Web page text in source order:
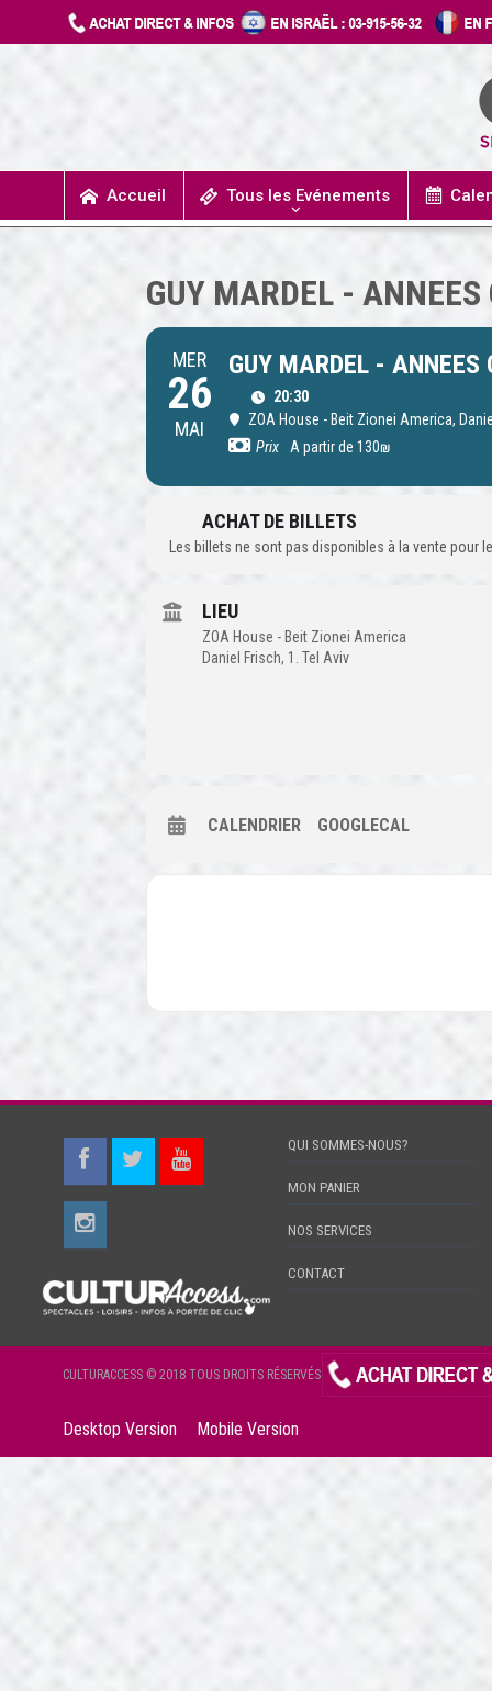
Accueil Tous les Evénements
GUY MARDEL - ANNEES
MER
26
MAI
GUY MARDEL - ANNEES
20:30
ZOA House - Beit Zionei America,
Prix
A partir de 130₪
ACHAT DE BILLETS
Les billets ne sont pas disponibles à la vente pour
LIEU
ZOA House - Beit Zionei America
Daniel Frisch, 1. Tel Aviv
CALENDRIER GOOGLECAL
QUI SOMMES-NOUS?
MON PANIER
NOS SERVICES
CONTACT
CULTURACCESS © 2018 TOUS DROITS RÉSERVÉS
Desktop Version Mobile Version